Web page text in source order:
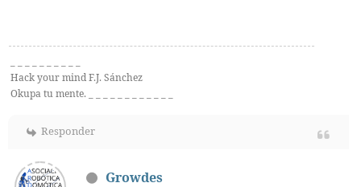
Hack your mind F.J. Sánchez
Okupa tu mente. _ _ _ _ _ _ _ _ _ _ _ _
Responder
Growdes